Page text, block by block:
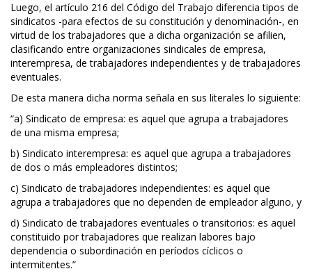
Luego, el artículo 216 del Código del Trabajo diferencia tipos de
sindicatos -para efectos de su constitución y denominación-, en
virtud de los trabajadores que a dicha organización se afilien,
clasificando entre organizaciones sindicales de empresa,
interempresa, de trabajadores independientes y de trabajadores
eventuales.
De esta manera dicha norma señala en sus literales lo siguiente:
“a) Sindicato de empresa: es aquel que agrupa a trabajadores
de una misma empresa;
b) Sindicato interempresa: es aquel que agrupa a trabajadores
de dos o más empleadores distintos;
c) Sindicato de trabajadores independientes: es aquel que
agrupa a trabajadores que no dependen de empleador alguno, y
d) Sindicato de trabajadores eventuales o transitorios: es aquel
constituido por trabajadores que realizan labores bajo
dependencia o subordinación en períodos cíclicos o
intermitentes.”